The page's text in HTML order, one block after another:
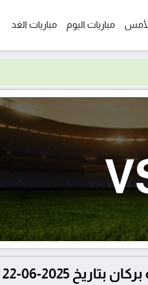
مباريات اليوم مباريات الغد